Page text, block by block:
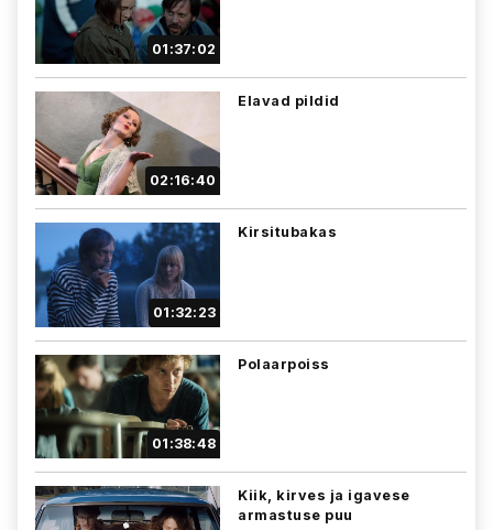
01:37:02
02:16:40
Elavad pildid
01:32:23
Kirsitubakas
01:38:48
Polaarpoiss
Kiik, kirves ja igavese
armastuse puu